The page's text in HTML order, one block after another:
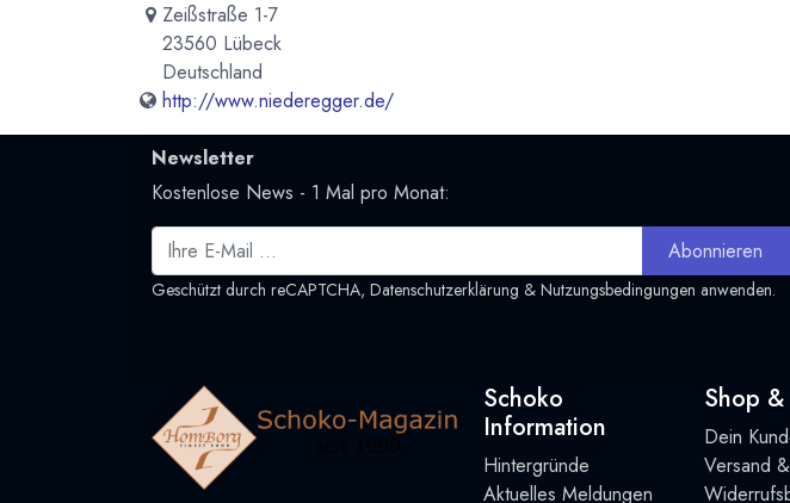
Zeißstraße 1-7
23560 Lübeck
Deutschland
http://www.niederegger.de/
Newsletter
Kostenlose News - 1 Mal pro Monat:
Abonnieren
Geschützt durch reCAPTCHA, Datenschutzerklärung & Nutzungsbedingungen anwenden.
Schoko
Information
Hintergründe
Aktuelles Meldungen
Shop &
Dein
Versand